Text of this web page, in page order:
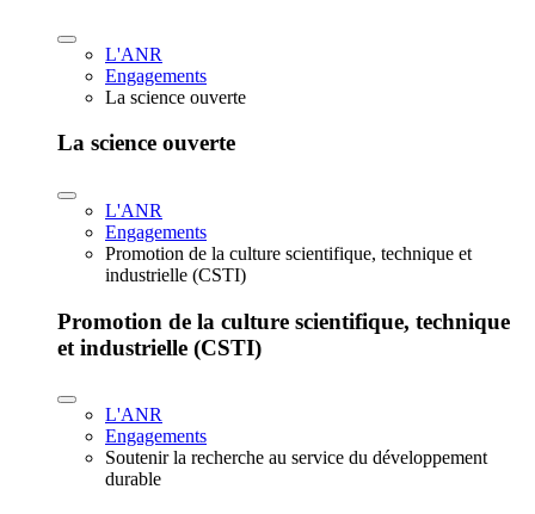
L'ANR
Engagements
La science ouverte
La science ouverte
L'ANR
Engagements
Promotion de la culture scientifique, technique et
industrielle (CSTI)
Promotion de la culture scientifique, technique
et industrielle (CSTI)
L'ANR
Engagements
Soutenir la recherche au service du développement
durable